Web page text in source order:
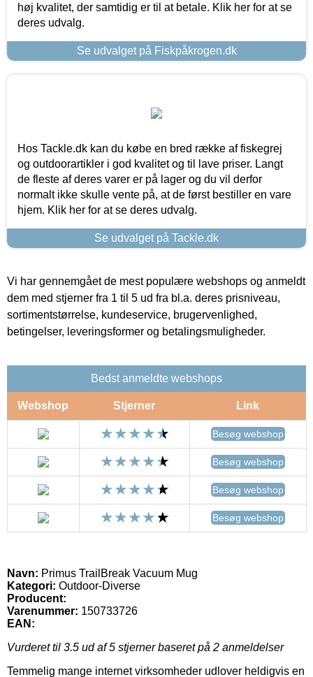
høj kvalitet, der samtidig er til at betale. Klik her for at se
deres udvalg.
Se udvalget på Fiskpåkrogen.dk
Hos Tackle.dk kan du købe en bred række af fiskegrej
og outdoorartikler i god kvalitet og til lave priser. Langt
de fleste af deres varer er på lager og du vil derfor
normalt ikke skulle vente på, at de først bestiller en vare
hjem. Klik her for at se deres udvalg.
Se udvalget på Tackle.dk
Vi har gennemgået de mest populære webshops og anmeldt
dem med stjerner fra 1 til 5 ud fra bl.a. deres prisniveau,
sortimentstørrelse, kundeservice, brugervenlighed,
betingelser, leveringsformer og betalingsmuligheder.
Bedst anmeldte webshops
Webshop Stjerner Link
Besøg webshop
Besøg webshop
Besøg webshop
Besøg webshop
Navn: Primus TrailBreak Vacuum Mug
Kategori: Outdoor-Diverse
Producent:
Varenummer: 150733726
EAN:
Vurderet til 3.5 ud af 5 stjerner baseret på 2 anmeldelser
Temmelig mange internet virksomheder udlover heldigvis en